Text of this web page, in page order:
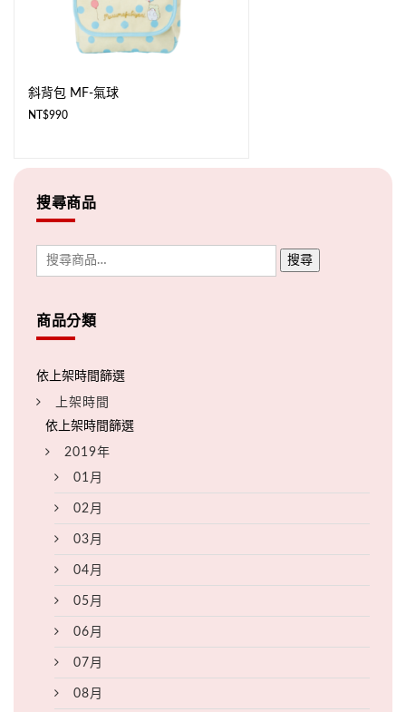
斜背包 MF-氣球
NT$990
搜尋商品
搜尋
商品分類
上架時間
2019年
01月
02月
03月
04月
05月
06月
07月
08月